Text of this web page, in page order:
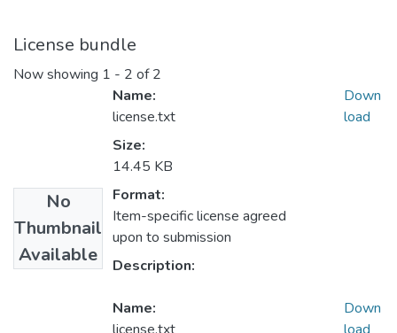
License bundle
Now showing 1 - 2 of 2
No
Thumbnail
Available
Name:
license.txt
Size:
14.45 KB
Format:
Item-specific license agreed
upon to submission
Description:
Down
load
Name:
Down